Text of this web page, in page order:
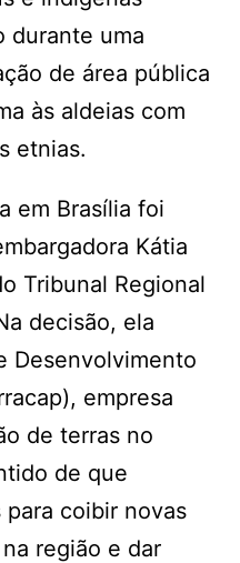
durante uma
de área pública
às aldeias com
etnias.
em Brasília foi
Kátia
Tribunal Regional
decisão, ela
Desenvolvimento
empresa
de terras no
de que
para coibir novas
região e dar